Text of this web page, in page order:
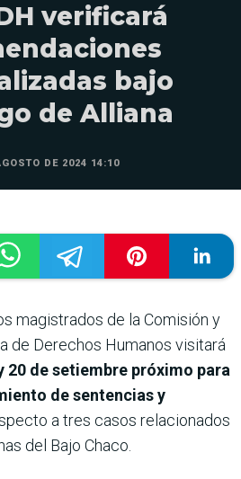
verificará
bajo
de Alliana
DE 2024 14:10
magistrados de la Comisión y
de Derechos Humanos visitará
20 de setiembre próximo para
de sentencias y
a tres casos relacionados
del Bajo Chaco.